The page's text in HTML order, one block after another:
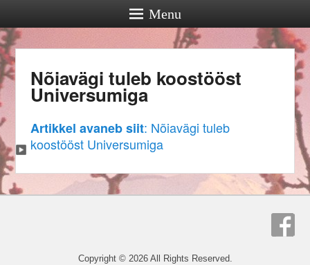
Menu
Nõiavägi tuleb koostööst
Universumiga
Artikkel avaneb siit: Nõiavägi tuleb
koostööst Universumiga
Copyright © 2026 All Rights Reserved.